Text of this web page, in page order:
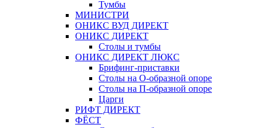
Тумбы
МИНИСТРИ
ОНИКС ВУД ДИРЕКТ
ОНИКС ДИРЕКТ
Столы и тумбы
ОНИКС ДИРЕКТ ЛЮКС
Брифинг-приставки
Столы на О-образной опоре
Столы на П-образной опоре
Царги
РИФТ ДИРЕКТ
ФЁСТ